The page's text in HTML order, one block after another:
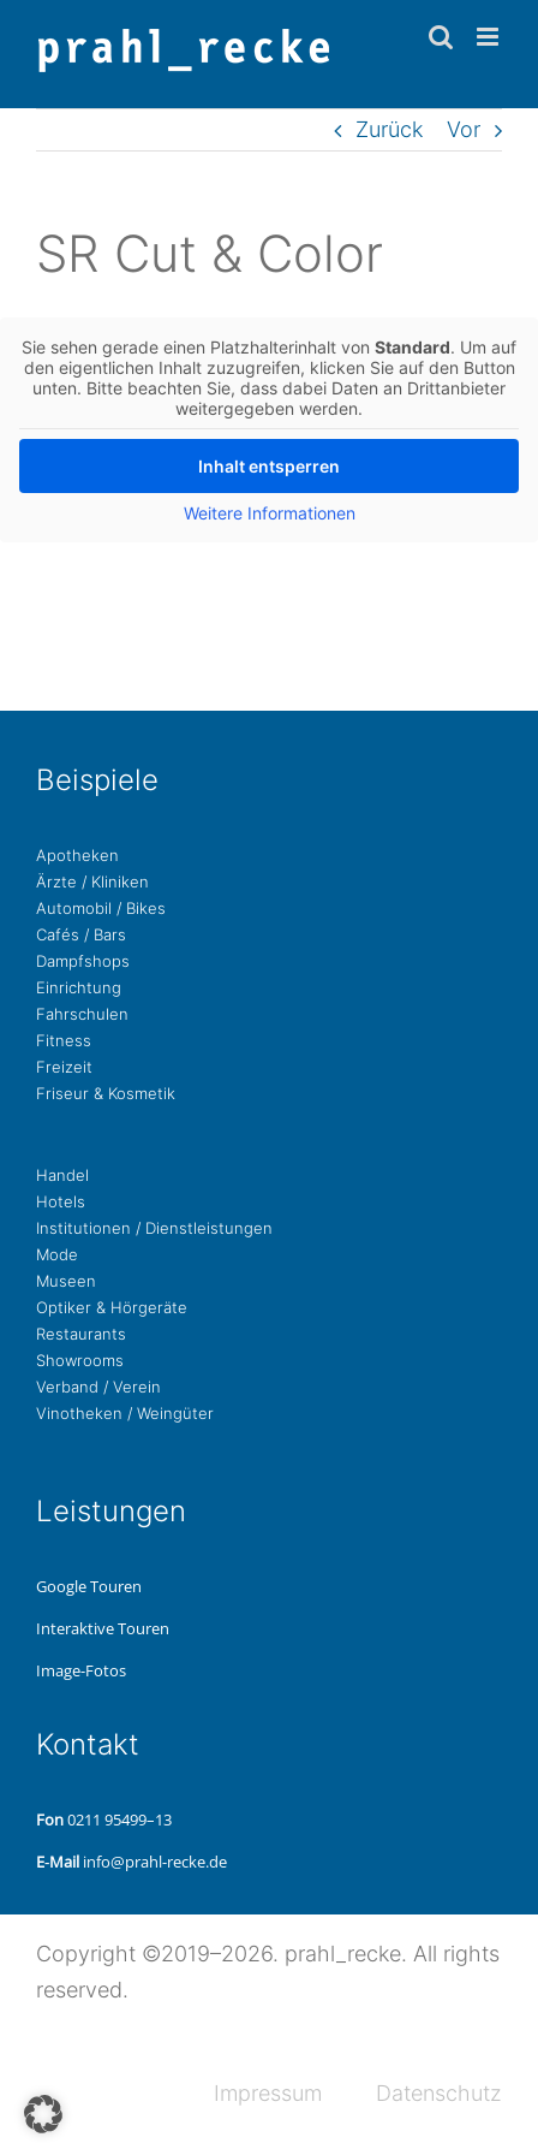
Inhalt
Zurück
Vor
SR Cut & Color
Sie sehen gerade einen Platz­hal­ter­in­halt von Stan­dard. Um auf
den eigent­li­chen Inhalt zuzu­grei­fen, kli­cken Sie auf den Button
unten. Bitte beach­ten Sie, dass dabei Daten an Dritt­an­bie­ter
wei­ter­ge­ge­ben werden.
Inhalt ent­sper­ren
Wei­te­re Infor­ma­tio­nen
Bei­spie­le
Apo­the­ken
Ärzte / Kliniken
Auto­mo­bil / Bikes
Cafés / Bars
Dampf­shops
Ein­rich­tung
Fahr­schu­len
Fit­ness
Freizeit
Fri­seur & Kosmetik
Handel
Hotels
Insti­tu­tio­nen / Dienstleistungen
Mode
Museen
Opti­ker & Hörgeräte
Restau­rants
Show­rooms
Ver­band / Verein
Vino­the­ken / Weingüter
Leis­tun­gen
Google Touren
Inter­ak­ti­ve Touren
Image-Fotos
Kon­takt
Fon0211 95499–13
E‑Mail info@prahl-recke.de
Copy­right ©2019–2026. prahl_recke. All rights
reserved.
Impres­sum Daten­schutz